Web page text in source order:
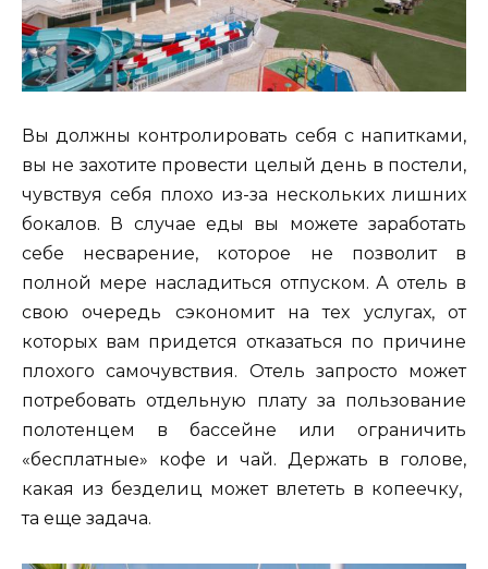
Вы должны контролировать себя с напитками,
вы не захотите провести целый день в постели,
чувствуя себя плохо из-за нескольких лишних
бокалов. В случае еды вы можете заработать
себе несварение, которое не позволит в
полной мере насладиться отпуском. А отель в
свою очередь сэкономит на тех услугах, от
которых вам придется отказаться по причине
плохого самочувствия. Отель запросто может
потребовать отдельную плату за пользование
полотенцем в бассейне или ограничить
«бесплатные» кофе и чай. Держать в голове,
какая из безделиц может влететь в копеечку,
та еще задача.